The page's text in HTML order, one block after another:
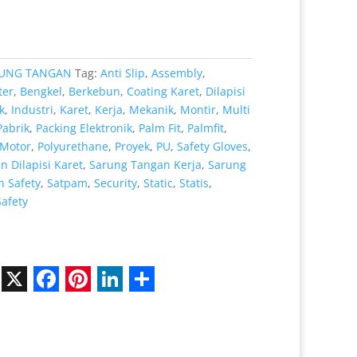
TANGAN Tag: Anti Slip, Assembly,
, Bengkel, Berkebun, Coating Karet, Dilapisi
, Industri, Karet, Kerja, Mekanik, Montir, Multi
, Packing Elektronik, Palm Fit, Palmfit,
, Polyurethane, Proyek, PU, Safety Gloves,
Dilapisi Karet, Sarung Tangan Kerja, Sarung
Safety, Satpam, Security, Static, Statis,